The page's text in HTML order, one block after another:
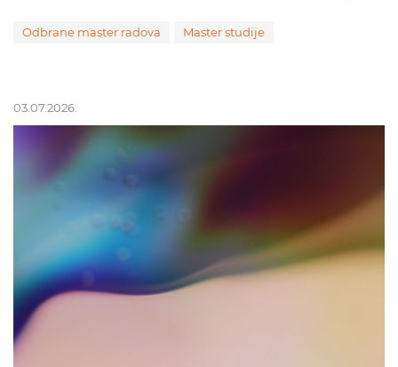
Odbrane master radova Master studije
03.07.2026.